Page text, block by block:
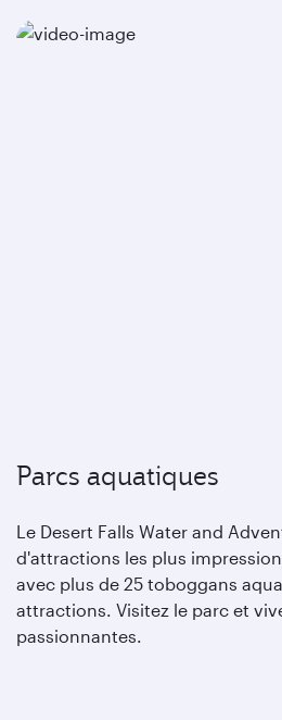
Parcs aquatiques
Le Desert Falls Water and
d'attractions les plus
avec plus de 25 toboggans
attractions. Visitez le parc et
passionnantes.